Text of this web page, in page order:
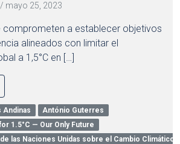
/ mayo 25, 2023
comprometen a establecer objetivos
alineados con limitar el
a 1,5°C en […]
Andinas
António Guterres
1.5°C — Our Only Future
las Naciones Unidas sobre el Cambio Climático